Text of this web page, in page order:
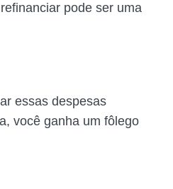
pode ser uma
essas despesas
você ganha um fôlego